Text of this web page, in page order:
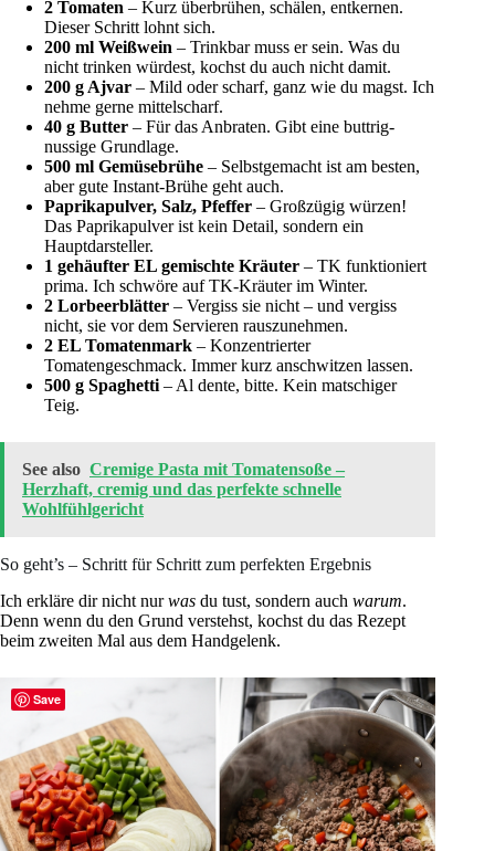
2 Tomaten – Kurz überbrühen, schälen, entkernen.
Dieser Schritt lohnt sich.
200 ml Weißwein – Trinkbar muss er sein. Was du
nicht trinken würdest, kochst du auch nicht damit.
200 g Ajvar – Mild oder scharf, ganz wie du magst. Ich
nehme gerne mittelscharf.
40 g Butter – Für das Anbraten. Gibt eine buttrig-
nussige Grundlage.
500 ml Gemüsebrühe – Selbstgemacht ist am besten,
aber gute Instant-Brühe geht auch.
Paprikapulver, Salz, Pfeffer – Großzügig würzen!
Das Paprikapulver ist kein Detail, sondern ein
Hauptdarsteller.
1 gehäufter EL gemischte Kräuter – TK funktioniert
prima. Ich schwöre auf TK-Kräuter im Winter.
2 Lorbeerblätter – Vergiss sie nicht – und vergiss
nicht, sie vor dem Servieren rauszunehmen.
2 EL Tomatenmark – Konzentrierter
Tomatengeschmack. Immer kurz anschwitzen lassen.
500 g Spaghetti – Al dente, bitte. Kein matschiger
Teig.
See also Cremige Pasta mit Tomatensoße –
Herzhaft, cremig und das perfekte schnelle
Wohlfühlgericht
So geht’s – Schritt für Schritt zum perfekten Ergebnis
Ich erkläre dir nicht nurwas du tust, sondern auch warum.
Denn wenn du den Grund verstehst, kochst du das Rezept
beim zweiten Mal aus dem Handgelenk.
Save